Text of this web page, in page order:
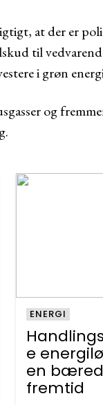
at der er
til
i grøn
og
e
en
fremtid
ENERGI